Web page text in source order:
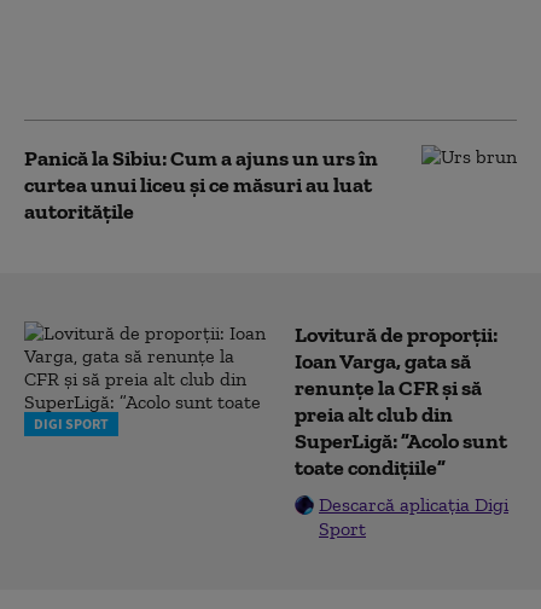
Panică la Sibiu: Cum a ajuns un urs în
curtea unui liceu și ce măsuri au luat
autoritățile
DIGI SPORT
Lovitură de proporții:
Ioan Varga, gata să
renunțe la CFR și să
preia alt club din
SuperLigă: ”Acolo sunt
toate condițiile”
Descarcă aplicația Digi
Sport